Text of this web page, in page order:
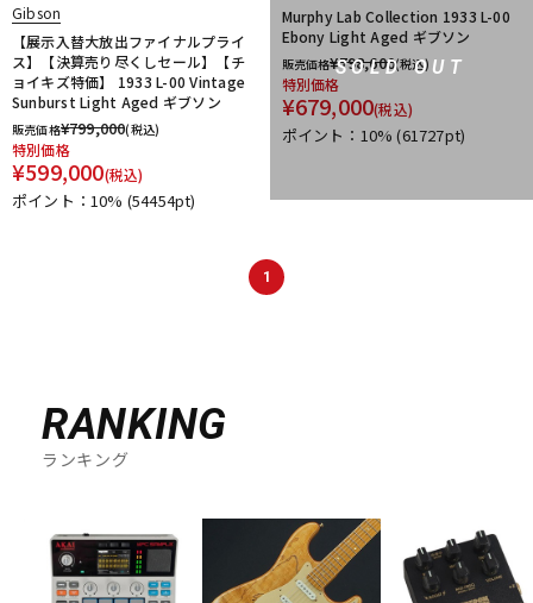
DJ機器 DTM
DTM オンライン納品 レコーディング機器
Gibson
【展示入替大放出ファイナルプライ
ス】【決算売り尽くしセール】【チ
ョイキズ特価】 1933 L-00 Vintage
Sunburst Light Aged ギブソン
販売価格¥799,000(税込)
特別価格
¥599,000(税込)
ポイント：10% (54454pt)
SOLD OUT
Murphy Lab Collection 1933 L-00
Ebony Light Aged ギブソン
販売価格¥798,600(税込)
特別価格
¥679,000(税込)
ポイント：10%(61727pt)
1
RANKING
ランキング